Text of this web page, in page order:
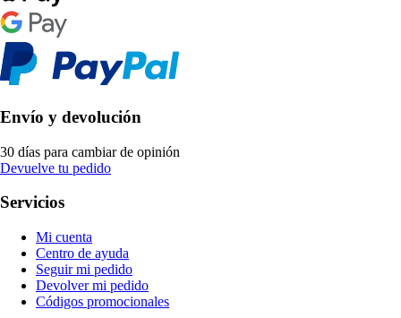
Envío y devolución
30 días para cambiar de opinión
Devuelve tu pedido
Servicios
Mi cuenta
Centro de ayuda
Seguir mi pedido
Devolver mi pedido
Códigos promocionales